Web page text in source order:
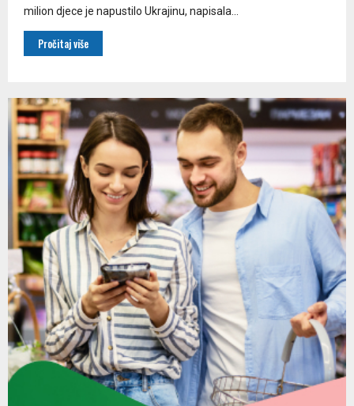
milion djece je napustilo Ukrajinu, napisala...
Pročitaj više